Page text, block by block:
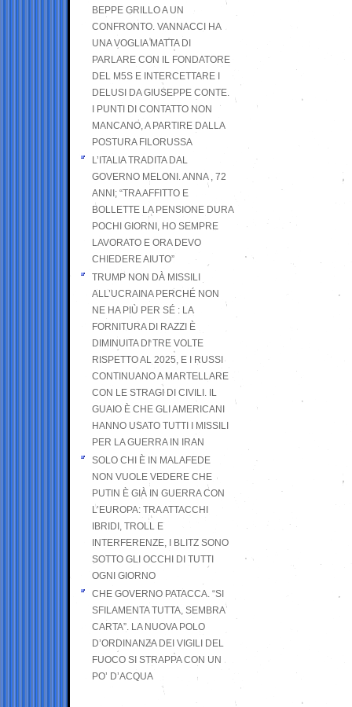
BEPPE GRILLO A UN
CONFRONTO. VANNACCI HA
UNA VOGLIA MATTA DI
PARLARE CON IL FONDATORE
DEL M5S E INTERCETTARE I
DELUSI DA GIUSEPPE CONTE.
I PUNTI DI CONTATTO NON
MANCANO, A PARTIRE DALLA
POSTURA FILORUSSA
L’ITALIA TRADITA DAL
GOVERNO MELONI. ANNA , 72
ANNI; “TRA AFFITTO E
BOLLETTE LA PENSIONE DURA
POCHI GIORNI, HO SEMPRE
LAVORATO E ORA DEVO
CHIEDERE AIUTO”
TRUMP NON DÀ MISSILI
ALL’UCRAINA PERCHÉ NON
NE HA PIÙ PER SÉ : LA
FORNITURA DI RAZZI È
DIMINUITA DI TRE VOLTE
RISPETTO AL 2025, E I RUSSI
CONTINUANO A MARTELLARE
CON LE STRAGI DI CIVILI. IL
GUAIO È CHE GLI AMERICANI
HANNO USATO TUTTI I MISSILI
PER LA GUERRA IN IRAN
SOLO CHI È IN MALAFEDE
NON VUOLE VEDERE CHE
PUTIN È GIÀ IN GUERRA CON
L’EUROPA: TRA ATTACCHI
IBRIDI, TROLL E
INTERFERENZE, I BLITZ SONO
SOTTO GLI OCCHI DI TUTTI
OGNI GIORNO
CHE GOVERNO PATACCA. “SI
SFILAMENTA TUTTA, SEMBRA
CARTA”. LA NUOVA POLO
D’ORDINANZA DEI VIGILI DEL
FUOCO SI STRAPPA CON UN
PO’ D’ACQUA